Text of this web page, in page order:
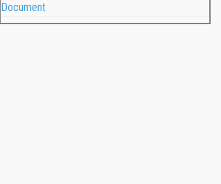
Document